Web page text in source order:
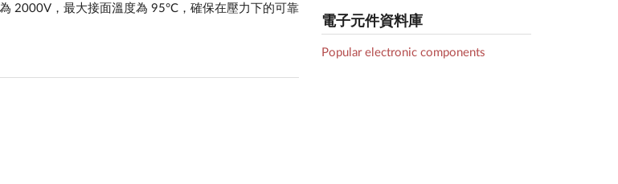
2000V，最大接面溫度為 95°C，確保在壓力下的可靠
電子元件資料庫
Popular electronic components